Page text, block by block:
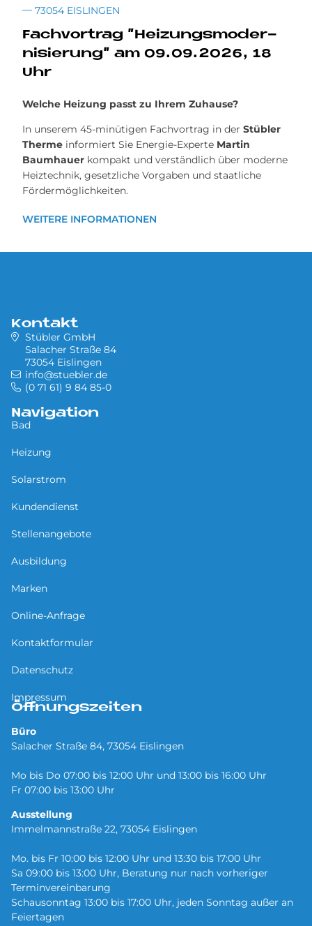
73054 EISLINGEN
Fach­vor­trag "Hei­zungs­mo­der­
ni­sie­rung" am 09.09.2026, 18
Uhr
Welche Heizung passt zu Ihrem Zuhause?
In unserem 45-minütigen Fachvortrag in der Stübler
Therme informiert Sie Energie-Experte Martin
Baumhauer kompakt und verständlich über moderne
Heiztechnik, gesetzliche Vorgaben und staatliche
Fördermöglichkeiten.
WEITERE INFORMATIONEN
Kontakt
Stübler GmbH
Salacher Straße 84
73054 Eislingen
info@stuebler.de
(0 71 61) 9 84 85-0
Navigation
Bad
Heizung
Solarstrom
Kundendienst
Stellenangebote
Ausbildung
Marken
Online-Anfrage
Kontaktformular
Datenschutz
Impressum
Öffnungszeiten
Büro
Salacher Straße 84, 73054 Eislingen
Mo bis Do 07:00 bis 12:00 Uhr und 13:00 bis 16:00 Uhr
Fr 07:00 bis 13:00 Uhr
Ausstellung
Immelmannstraße 22, 73054 Eislingen
Mo. bis Fr 10:00 bis 12:00 Uhr und 13:30 bis 17:00 Uhr
Sa 09:00 bis 13:00 Uhr, Beratung nur nach vorheriger
Terminvereinbarung
Schausonntag 13:00 bis 17:00 Uhr, jeden Sonntag außer an
Feiertagen